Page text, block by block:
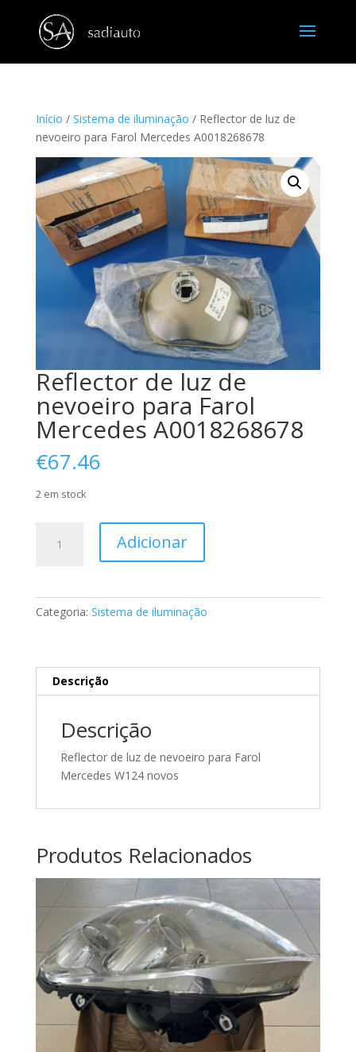
Início / Sistema de iluminação / Reflector de luz de
nevoeiro para Farol Mercedes A0018268678
Reflector de luz de
nevoeiro para Farol
Mercedes A0018268678
€67.46
2 em stock
Farol
Mercedes
Adicionar
Categoria: Sistema de iluminação
Descrição
Descrição
Reflector de luz de nevoeiro para Farol
Mercedes W124 novos
Produtos Relacionados